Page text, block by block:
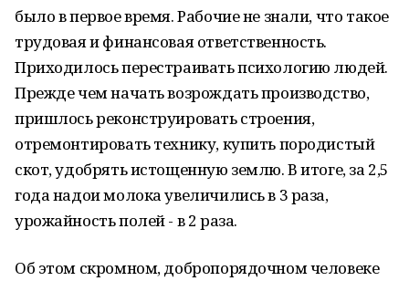
было в первое время. Рабочие не знали, что такое
трудовая и финансовая ответственность.
Приходилось перестраивать психологию людей.
Прежде чем начать возрождать производство,
пришлось реконструировать строения,
отремонтировать технику, купить породистый
скот, удобрять истощенную землю. В итоге, за 2,5
года надои молока увеличились в 3 раза,
урожайность полей - в 2 раза.
Об этом скромном, добропорядочном человеке